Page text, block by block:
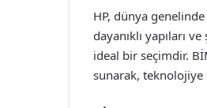
HP, dünya
dayanıklı yapıları
ideal bir seçimdir.
sunarak, teknolojiye